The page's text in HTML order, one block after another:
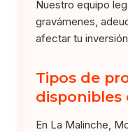
Nuestro equipo
gravámenes,
afectar tu
Tipos de
disponibles
En La Malinche,